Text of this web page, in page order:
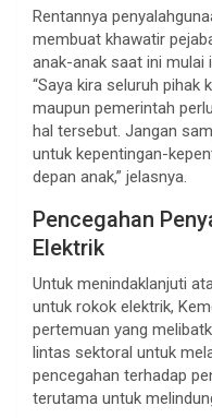
Rentannya
membuat khawatir
anak-anak saat ini mulai
“Saya kira seluruh
maupun pemerintah
hal tersebut. Jangan
untuk kepentingan-
depan anak,” jelasnya.
Pencegahan
Elektrik
Untuk menindaklanjuti
untuk rokok elektrik,
pertemuan yang
lintas sektoral untuk
pencegahan terhadap
terutama untuk